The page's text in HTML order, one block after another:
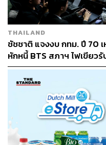
ทั้งนี้ ได้สั่งการให้ตำ
ปฏิบัติกับทุกหน่วยที่เ
หน้าที่ตำรวจพื้นที่ในก
การจัดการเลือกตั้งให้
มีการระดมกวาดล้าง
ห้วงวันที่ 4-13 พฤษภ
อาชญากรรมก่อนการ
พฤษภาคม ความผิด
คดี 1,056 คน จับกุม
THAILAND
ชัชชาติ แจงงบ กทม. ปี 70
หักหนี้ BTS สภาฯ ไฟเขียว
กต์ล่าช้า